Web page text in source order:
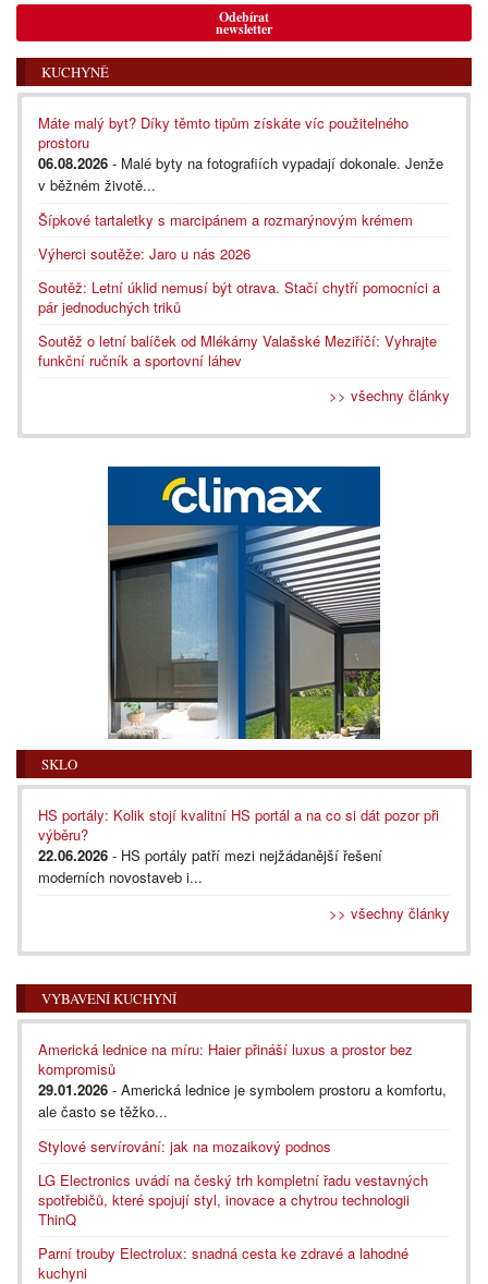
Odebírat
newsletter
KUCHYNĚ
Máte malý byt? Díky těmto tipům získáte víc použitelného
prostoru
06.08.2026 - Malé byty na fotografiích vypadají dokonale. Jenže
v běžném životě...
Šípkové tartaletky s marcipánem a rozmarýnovým krémem
Výherci soutěže: Jaro u nás 2026
Soutěž: Letní úklid nemusí být otrava. Stačí chytří pomocníci a
pár jednoduchých triků
Soutěž o letní balíček od Mlékárny Valašské Meziříčí: Vyhrajte
funkční ručník a sportovní láhev
>> všechny články
SKLO
HS portály: Kolik stojí kvalitní HS portál a na co si dát pozor při
výběru?
22.06.2026 - HS portály patří mezi nejžádanější řešení
moderních novostaveb i...
>> všechny články
VYBAVENÍ KUCHYNÍ
Americká lednice na míru: Haier přináší luxus a prostor bez
kompromisů
29.01.2026 - Americká lednice je symbolem prostoru a komfortu,
ale často se těžko...
Stylové servírování: jak na mozaikový podnos
LG Electronics uvádí na český trh kompletní řadu vestavných
spotřebičů, které spojují styl, inovace a chytrou technologii
ThinQ
Parní trouby Electrolux: snadná cesta ke zdravé a lahodné
kuchyni